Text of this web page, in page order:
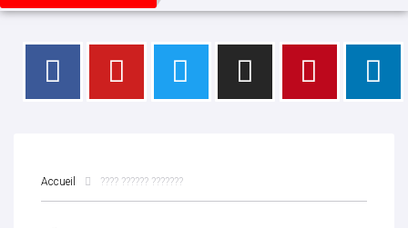
Accueil ???? ?????? ???????